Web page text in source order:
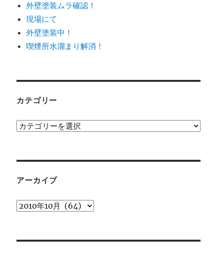
外壁塗装ムラ確認！
現場にて
外壁塗装中！
喫煙所水溜まり解消！
カテゴリー
カ
ー
アーカイブ
ア